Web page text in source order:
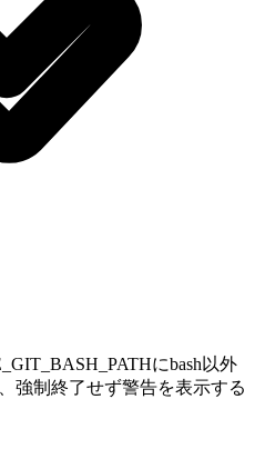
にbash以外
強制終了せず警告を表示する